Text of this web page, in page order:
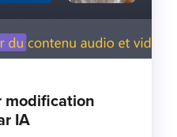
modification
IA